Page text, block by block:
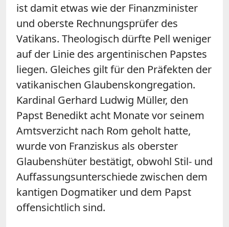
ist damit etwas wie der Finanzminister
und oberste Rechnungsprüfer des
Vatikans. Theologisch dürfte Pell weniger
auf der Linie des argentinischen Papstes
liegen. Gleiches gilt für den Präfekten der
vatikanischen Glaubenskongregation.
Kardinal Gerhard Ludwig Müller, den
Papst Benedikt acht Monate vor seinem
Amtsverzicht nach Rom geholt hatte,
wurde von Franziskus als oberster
Glaubenshüter bestätigt, obwohl Stil- und
Auffassungsunterschiede zwischen dem
kantigen Dogmatiker und dem Papst
offensichtlich sind.